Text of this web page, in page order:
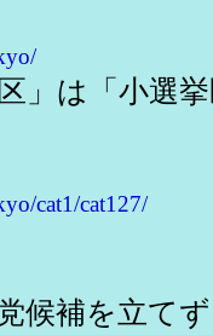
」は「小選
cat1/cat127/
候補を立て